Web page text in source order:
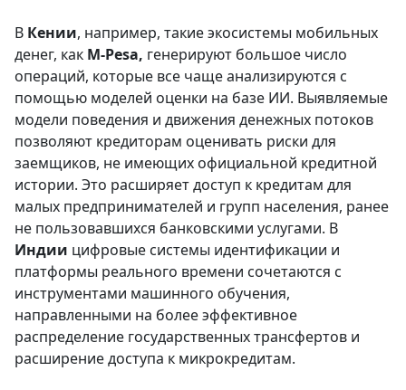
В Кении, например, такие экосистемы мобильных
денег, как M-Pesa, генерируют большое число
операций, которые все чаще анализируются с
помощью моделей оценки на базе ИИ. Выявляемые
модели поведения и движения денежных потоков
позволяют кредиторам оценивать риски для
заемщиков, не имеющих официальной кредитной
истории. Это расширяет доступ к кредитам для
малых предпринимателей и групп населения, ранее
не пользовавшихся банковскими услугами. В
Индии цифровые системы идентификации и
платформы реального времени сочетаются с
инструментами машинного обучения,
направленными на более эффективное
распределение государственных трансфертов и
расширение доступа к микрокредитам.